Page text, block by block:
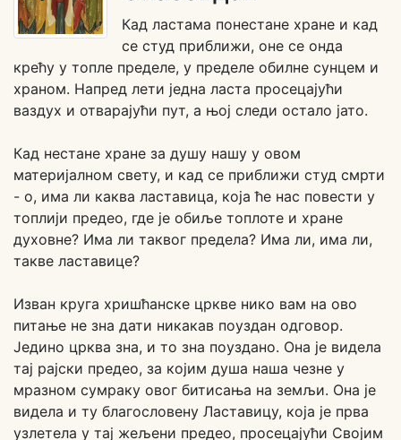
Кад ластама понестане хране и кад
се студ приближи, оне се онда
крећу у топле пределе, у пределе обилне сунцем и
храном. Напред лети једна ласта просецајући
ваздух и отварајући пут, а њој следи остало јато.
Кад нестане хране за душу нашу у овом
материјалном свету, и кад се приближи студ смрти
- о, има ли каква ластавица, која ће нас повести у
топлији предео, где је обиље топлоте и хране
духовне? Има ли таквог предела? Има ли, има ли,
такве ластавице?
Изван круга хришћанске цркве нико вам на ово
питање не зна дати никакав поуздан одговор.
Једино црква зна, и то зна поуздано. Она је видела
тај рајски предео, за којим душа наша чезне у
мразном сумраку овог битисања на земљи. Она је
видела и ту благословену Ластавицу, која је прва
узлетела у тај жељени предео, просецајући Својим